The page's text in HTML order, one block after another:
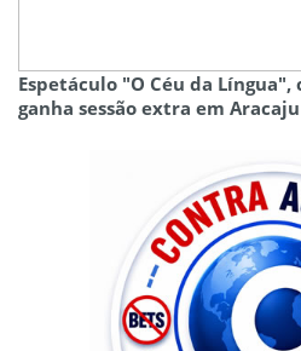
Espetáculo "O Céu da
ganha sessão extra em Aracaju